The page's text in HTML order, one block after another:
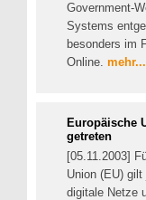
Government-
Systems
besonders im
Online. mehr...
Europäische
getreten
[05.11.2003]
Union (EU)
digitale Netze